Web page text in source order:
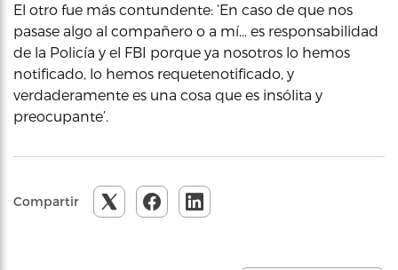
El otro fue más contundente: ‘En caso de que nos
pasase algo al compañero o a mí… es responsabilidad
de la Policía y el FBI porque ya nosotros lo hemos
notificado, lo hemos requetenotificado, y
verdaderamente es una cosa que es insólita y
preocupante’.
Compartir